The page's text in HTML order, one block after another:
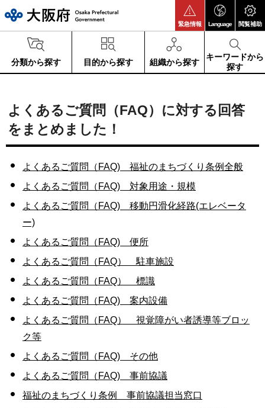
緊急情報 Language 閲覧補助
分類から探す 目的から探す 組織から探す
キーワードから
探す
よくあるご質問（FAQ）に対する回答
をまとめました！
よくあるご質問（FAQ) 福祉のまちづくり条例全般
よくあるご質問（FAQ) 対象用途・規模
よくあるご質問（FAQ) 移動円滑化経路(エレベータ
ー)
よくあるご質問（FAQ) 便所
よくあるご質問（FAQ） 駐車施設
よくあるご質問（FAQ） 標識
よくあるご質問（FAQ) 案内設備
よくあるご質問（FAQ） 視覚障がい者誘導等ブロッ
ク等
よくあるご質問（FAQ) その他
よくあるご質問（FAQ) 事前協議
福祉のまちづくり条例 事前協議担当窓口